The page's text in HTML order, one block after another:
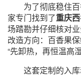
为了彻底稳住
家专门找到了重庆
场踏勘并仔细核对
改造方向：百香果
“先卸热，再恒温高
这套定制的入